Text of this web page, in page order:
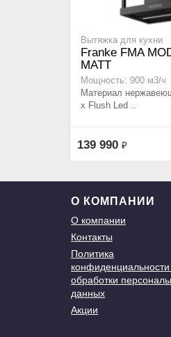
Вытяжка для кухни
Franke FMA
MATT
Мощность: 900 м3/ч
Материал
х Flush Led ..
139 990 ₽
О КОМПАНИИ
О компании
Контакты
Политика
конфиденциальности
обработки
данных
Акции